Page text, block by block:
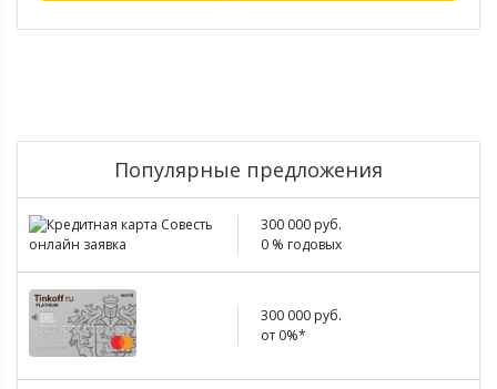
Популярные предложения
300 000 руб.
0 % годовых
300 000 руб.
от 0%*